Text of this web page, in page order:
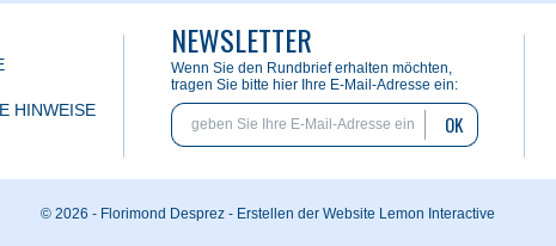
HINWEISE
NEWSLETTER
Wenn Sie den Rundbrief erhalten möchten,
tragen Sie bitte hier Ihre E-Mail-Adresse ein:
OK
© 2026 - Florimond Desprez - Erstellen der Website Lemon Interactive